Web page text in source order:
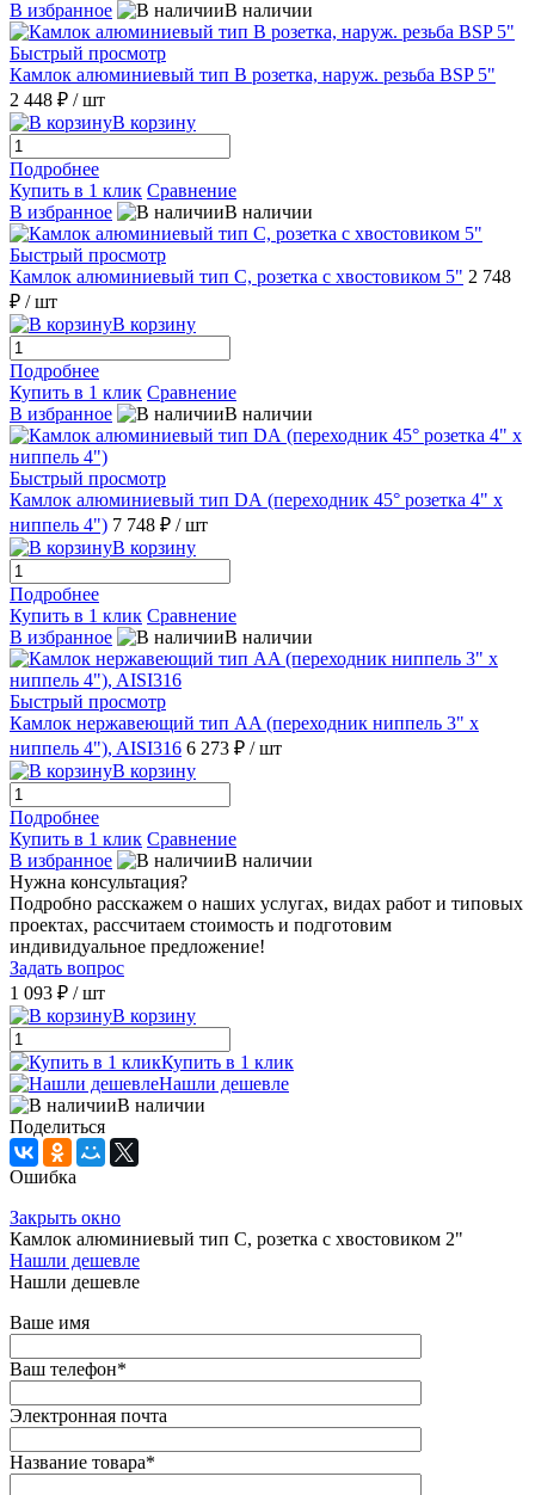
В избранное
В наличии
Быстрый просмотр
Камлок алюминиевый тип B розетка, наруж. резьба BSP 5"
2 448 ₽ / шт
В корзину
Подробнее
Купить в 1 клик Сравнение
В избранное
В наличии
Быстрый просмотр
Камлок алюминиевый тип С, розетка с хвостовиком 5" 2 748
₽ / шт
В корзину
Подробнее
Купить в 1 клик Сравнение
В избранное
В наличии
Быстрый просмотр
Камлок алюминиевый тип DА (переходник 45° розетка 4" х
ниппель 4") 7 748 ₽ / шт
В корзину
Подробнее
Купить в 1 клик Сравнение
В избранное
В наличии
Быстрый просмотр
Камлок нержавеющий тип AA (переходник ниппель 3" х
ниппель 4"), AISI316 6 273 ₽ / шт
В корзину
Подробнее
Купить в 1 клик Сравнение
В избранное
В наличии
Нужна консультация?
Подробно расскажем о наших услугах, видах работ и типовых
проектах, рассчитаем стоимость и подготовим
индивидуальное предложение!
Задать вопрос
1 093 ₽ / шт
В корзину
Купить в 1 клик
Нашли дешевле
В наличии
Поделиться
Ошибка
Закрыть окно
Камлок алюминиевый тип С, розетка с хвостовиком 2"
Нашли дешевле
Нашли дешевле
Ваше имя
Ваш телефон*
Электронная почта
Название товара*